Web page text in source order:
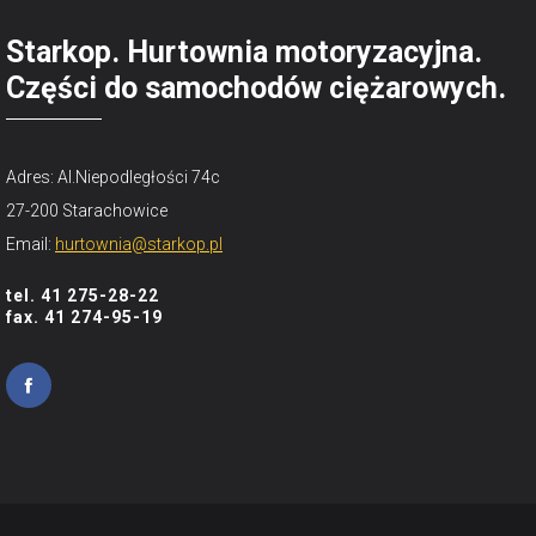
Starkop. Hurtownia motoryzacyjna.
Części do samochodów ciężarowych.
Adres: Al.Niepodległości 74c
27-200 Starachowice
Email: hurtownia@starkop.pl
tel. 41 275-28-22
fax. 41 274-95-19